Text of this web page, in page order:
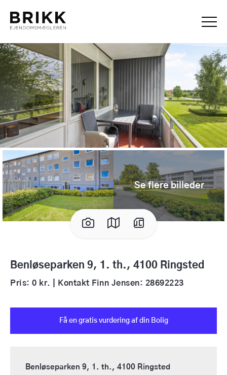
Se flere billeder
Benløseparken 9, 1. th., 4100 Ringsted
Pris: 0 kr. | Kontakt Finn Jensen: 28692223
Benløseparken 9, 1. th., 4100 Ringsted
Få en gratis vurdering af din Bolig